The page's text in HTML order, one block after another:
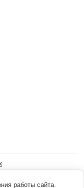
работы сайта.